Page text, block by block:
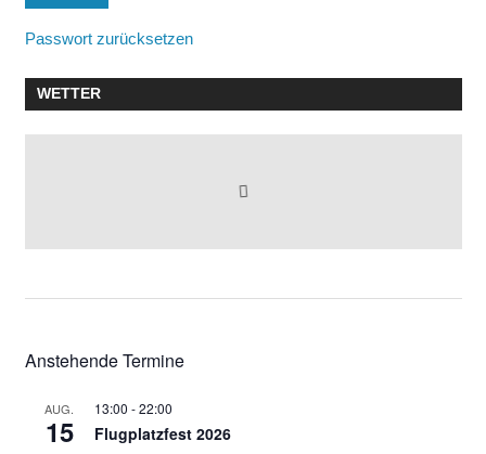
Passwort zurücksetzen
WETTER
Anstehende Termine
AUG.
15
13:00 -22:00
Flugplatzfest 2026